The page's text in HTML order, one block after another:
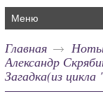
Меню
Главная
Ноты
Александр
Загадка(из